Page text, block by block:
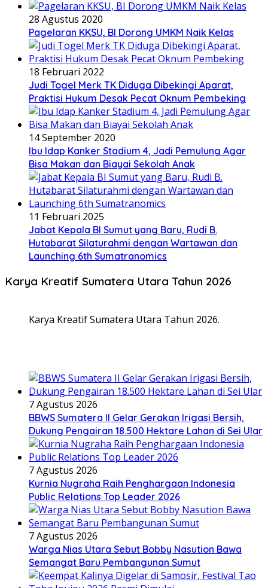
28 Agustus 2020
Pagelaran KKSU, BI Dorong UMKM Naik Kelas
18 Februari 2022
Judi Togel Merk TK Diduga Dibekingi Aparat,
Praktisi Hukum Desak Pecat Oknum Pembeking
14 September 2020
Ibu Idap Kanker Stadium 4, Jadi Pemulung Agar
Bisa Makan dan Biayai Sekolah Anak
11 Februari 2025
Jabat Kepala BI Sumut yang Baru, Rudi B.
Hutabarat Silaturahmi dengan Wartawan dan
Launching 6th Sumatranomics
Karya Kreatif Sumatera Utara Tahun 2026
Karya Kreatif Sumatera Utara Tahun 2026.
7 Agustus 2026
BBWS Sumatera II Gelar Gerakan Irigasi Bersih,
Dukung Pengairan 18.500 Hektare Lahan di Sei Ular
7 Agustus 2026
Kurnia Nugraha Raih Penghargaan Indonesia
Public Relations Top Leader 2026
7 Agustus 2026
Warga Nias Utara Sebut Bobby Nasution Bawa
Semangat Baru Pembangunan Sumut